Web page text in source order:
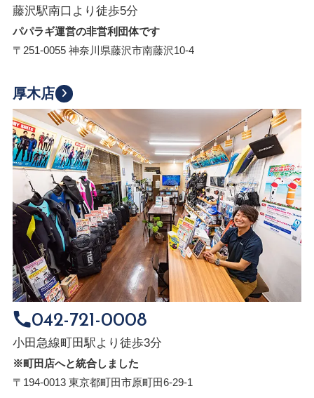
藤沢駅南口より徒歩5分
パパラギ運営の非営利団体です
〒251-0055 神奈川県藤沢市南藤沢10-4
厚木店
042-721-0008
小田急線町田駅より徒歩3分
※町田店へと統合しました
〒194-0013 東京都町田市原町田6-29-1